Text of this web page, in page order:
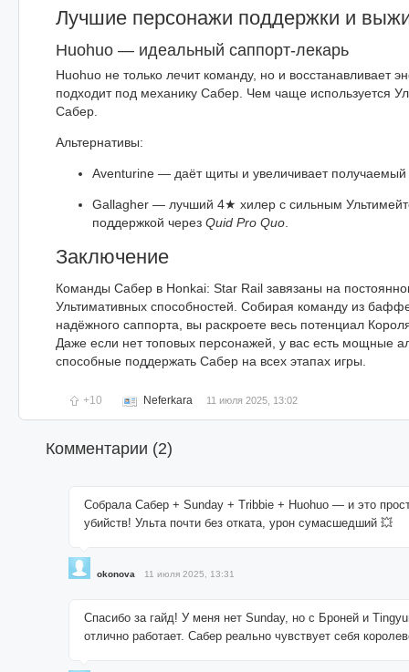
Лучшие персонажи поддержки и
Huohuo — идеальный саппорт-лекарь
Huohuo не только лечит команду, но и восстанавливает
подходит под механику Сабер. Чем чаще используется
Сабер.
Альтернативы:
Aventurine — даёт щиты и увеличивает получаемый
Gallagher — лучший 4★ хилер с сильным
поддержкой через Quid Pro Quo
Заключение
Команды Сабер в Honkai: Star Rail завязаны на
Ультимативных способностей. Собирая команду из
надёжного саппорта, вы раскроете весь потенциал
Даже если нет топовых персонажей, у вас есть мощные
способные поддержать Сабер на всех этапах игры.
+10 Neferkara 11 июля 2025, 13:02
Комментарии (2)
Собрала Сабер + Sunday + Tribbie + Huohuo — и это
убийств! Ульта почти без отката, урон сумасшедший 💥
okonova 11 июля 2025, 13:31
Спасибо за гайд! У меня нет Sunday, но с Броней и
отлично работает. Сабер реально чувствует себя